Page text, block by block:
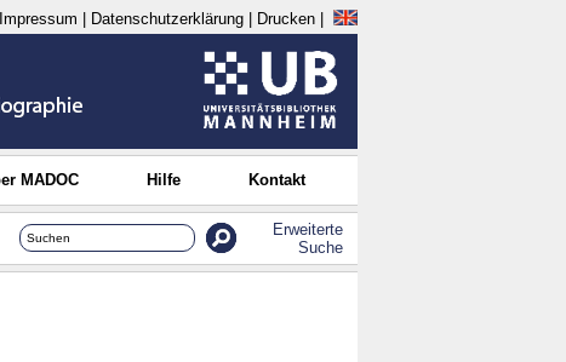
Impressum Datenschutzerklärung Drucken
MADOC Hilfe Kontakt
Erweiterte
Suche